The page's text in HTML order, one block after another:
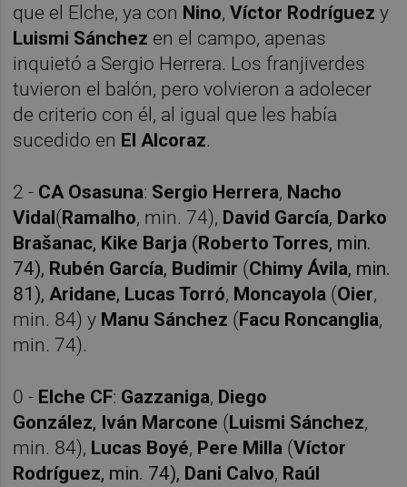
que el Elche, ya con Nino,Víctor Rodríguez y
Luismi Sánchez en el campo, apenas
inquietó a Sergio Herrera. Los franjiverdes
tuvieron el balón, pero volvieron a adolecer
de criterio con él, al igual que les había
sucedido en El Alcoraz.
2 - CA Osasuna: Sergio Herrera, Nacho
Vidal(Ramalho, min. 74), David García, Darko
Brašanac, Kike Barja (Roberto Torres, min.
74), Rubén García, Budimir (Chimy Ávila, min.
81),Aridane, Lucas Torró, Moncayola (Oier,
min. 84) y Manu Sánchez (Facu Roncanglia,
min. 74).
0 - Elche CF: Gazzaniga, Diego
González, Iván Marcone (Luismi Sánchez,
min. 84), Lucas Boyé, Pere Milla (Víctor
Rodríguez, min. 74), Dani Calvo, Raúl